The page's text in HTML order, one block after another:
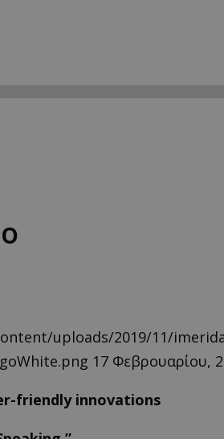
uploads/2019/11/
17 Φεβρουαρίου,
friendly innovations